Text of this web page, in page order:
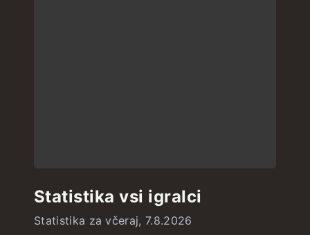
Statistika vsi igralci
Statistika za včeraj, 7.8.2026